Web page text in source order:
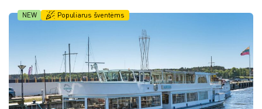
NEW Populiarus šventėms